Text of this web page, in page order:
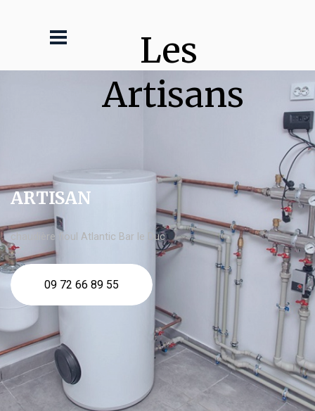
Les
Artisans
ARTISAN
chaudière fioul Atlantic Bar le Duc
09 72 66 89 55